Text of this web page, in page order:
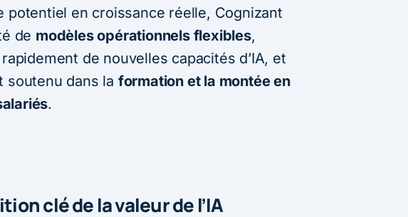
potentiel en croissance réelle, Cognizant
de modèles opérationnels flexibles,
de nouvelles capacités d’IA, et
soutenu dans la formation et la montée en
.
clé de la valeur de l’IA